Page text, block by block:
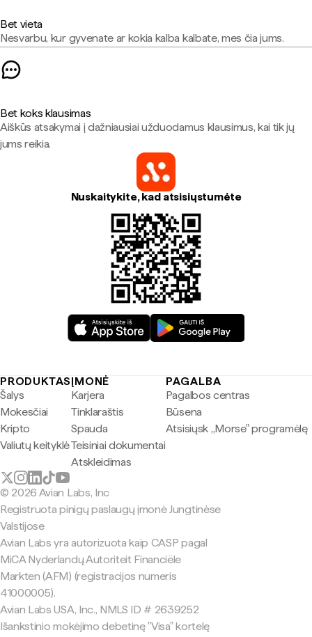
Bet vieta
Nesvarbu, kur gyvenate ar kokia kalba kalbate, mes čia jums.
Bet koks klausimas
Aiškūs atsakymai į dažniausiai užduodamus klausimus, kai tik jų
jums reikia.
Nuskaitykite, kad atsisiųstumėte
PRODUKTAS
Šalys
Mokesčiai
Kripto
Valiutų keityklė
ĮMONĖ
Karjera
Tinklaraštis
Spauda
Teisiniai dokumentai
Atskleidimas
PAGALBA
Pagalbos centras
Būsena
Atsisiųsk „Morse" programėlę
© 2026 Avian Labs, Inc
Registruota pinigų paslaugų įmonė Jungtinėse
Valstijose
Avian Labs yra autorizuota kaip CASP pagal
MiCA Nyderlandų Autoriteit Financiële
Markten (AFM) (registracijos numeris
41000005).
Avian Labs USA, Inc., NMLS ID # 2639252
Išankstinio mokėjimo debetinę "Visa" kortelę